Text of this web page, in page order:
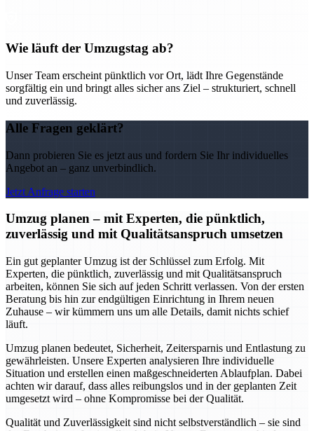
Wie läuft der Umzugstag ab?
Unser Team erscheint pünktlich vor Ort, lädt Ihre Gegenstände
sorgfältig ein und bringt alles sicher ans Ziel – strukturiert, schnell
und zuverlässig.
Alle Fragen geklärt?
Dann probieren Sie es jetzt aus und fordern Sie Ihr individuelles
Angebot an – ganz unverbindlich.
Jetzt Anfrage starten
Umzug planen – mit Experten, die pünktlich,
zuverlässig und mit Qualitätsanspruch umsetzen
Ein gut geplanter Umzug ist der Schlüssel zum Erfolg. Mit
Experten, die pünktlich, zuverlässig und mit Qualitätsanspruch
arbeiten, können Sie sich auf jeden Schritt verlassen. Von der ersten
Beratung bis hin zur endgültigen Einrichtung in Ihrem neuen
Zuhause – wir kümmern uns um alle Details, damit nichts schief
läuft.
Umzug planen bedeutet, Sicherheit, Zeitersparnis und Entlastung zu
gewährleisten. Unsere Experten analysieren Ihre individuelle
Situation und erstellen einen maßgeschneiderten Ablaufplan. Dabei
achten wir darauf, dass alles reibungslos und in der geplanten Zeit
umgesetzt wird – ohne Kompromisse bei der Qualität.
Qualität und Zuverlässigkeit sind nicht selbstverständlich – sie sind